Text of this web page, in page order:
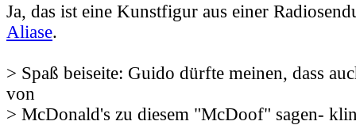
Ja, das ist eine Kunstfigur aus einer
Aliase.
> Spaß beiseite: Guido dürfte meinen, dass
von
> McDonald's zu diesem "McDoof" sagen-